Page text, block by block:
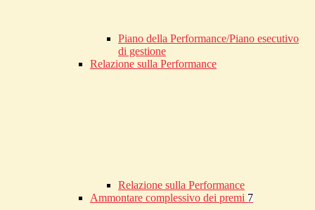
Piano della Performance/Piano esecutivo
di gestione
Relazione sulla Performance
Relazione sulla Performance
Ammontare complessivo dei premi 7